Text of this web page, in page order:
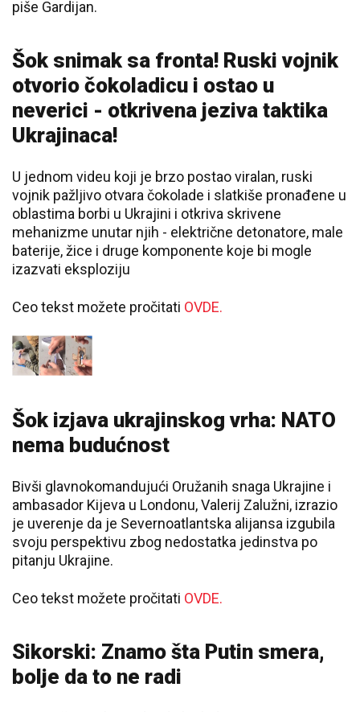
piše Gardijan.
Šok snimak sa fronta! Ruski vojnik
otvorio čokoladicu i ostao u
neverici - otkrivena jeziva taktika
Ukrajinaca!
U jednom videu koji je brzo postao viralan, ruski
vojnik pažljivo otvara čokolade i slatkiše pronađene u
oblastima borbi u Ukrajini i otkriva skrivene
mehanizme unutar njih - električne detonatore, male
baterije, žice i druge komponente koje bi mogle
izazvati eksploziju
Ceo tekst možete pročitati OVDE.
Šok izjava ukrajinskog vrha: NATO
nema budućnost
Bivši glavnokomandujući Oružanih snaga Ukrajine i
ambasador Kijeva u Londonu, Valerij Zalužni, izrazio
je uverenje da je Severnoatlantska alijansa izgubila
svoju perspektivu zbog nedostatka jedinstva po
pitanju Ukrajine.
Ceo tekst možete pročitati OVDE.
Sikorski: Znamo šta Putin smera,
bolje da to ne radi